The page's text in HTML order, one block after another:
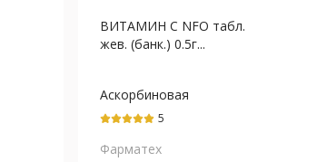
ВИТАМИН С NFO табл.
жев. (банк.) 0.5г...
Аскорбиновая
кислота+Кверцетин
5
Фарматех